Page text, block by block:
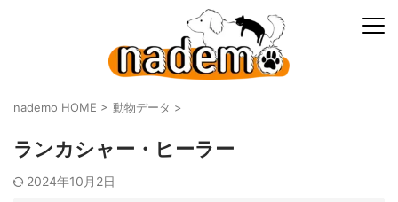
nademo HOME > 動物データ >
ランカシャー・ヒーラー
2024年10月2日